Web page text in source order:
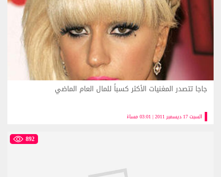
السبت 17 ديسمبر 2011 | 03:01 مساءً
جاجا تتصدر المغنيات الأكثر كسباً للمال العام الماضي
892